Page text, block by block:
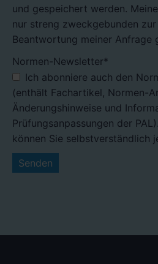
und gespeichert werden.
nur streng zweckgebunden
Beantwortung meiner Anfrage
Pflichtfeld
Normen-Newsletter*
Ich abonniere auch den Normen-Newsletter
(enthält Fachartikel, Normen-
Änderungshinweise und
Prüfungsanpassungen der
können Sie selbstverständlich
Senden